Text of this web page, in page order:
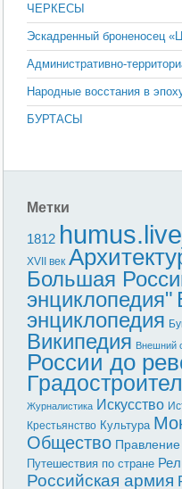
ЧЕРКЕСЫ
Эскадренный броненосец
Административно-
Народные восстания в
БУРТАСЫ
Метки
1812
XVII век
Большая
энциклопедия"
энциклопедия
Википедия Внешний
России до
Журналистика Искусство
Крестьянство Культура
Общество
Путешествия по стране
Российская армия